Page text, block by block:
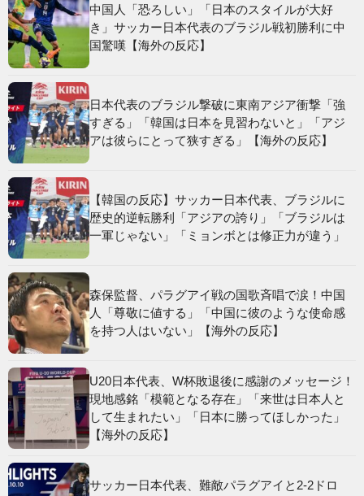
中国人「恐ろしい」「日本のスタイルが大好
き」サッカー日本代表のブラジル戦初勝利に中
国驚嘆【海外の反応】
日本代表のブラジル撃破に東南アジア衝撃「強
すぎる」「韓国は日本を見習わないと」「アジ
アは彼らにとって狭すぎる」【海外の反応】
【韓国の反応】サッカー日本代表、ブラジルに
歴史的逆転勝利「アジアの誇り」「ブラジルは
一軍じゃない」「ミョンボとは修正力が違う」
森保監督、パラグアイ戦の国歌斉唱で涙！中国
人「尊敬に値する」「中国に彼のような使命感
を持つ人はいない」【海外の反応】
U20日本代表、W杯敗退後に感謝のメッセージ！
現地感銘「模範となる存在」「来世は日本人と
して生まれたい」「日本に勝ってほしかった」
【海外の反応】
サッカー日本代表、難敵パラグアイと2-2ドロ